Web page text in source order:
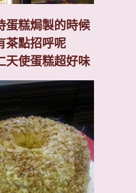
蛋糕焗製的時候
茶點招呼呢
天使蛋糕超好味